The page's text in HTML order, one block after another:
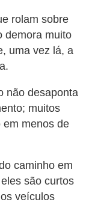
rolam sobre
demora muito
uma vez lá, a
não desaponta
muitos
em menos de
caminho em
são curtos
veículos